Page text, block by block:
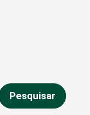
Pesquisar